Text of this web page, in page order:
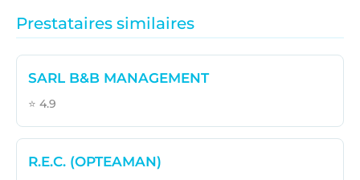
Prestataires similaires
SARL B&B MANAGEMENT
⭐ 4.9
R.E.C. (OPTEAMAN)